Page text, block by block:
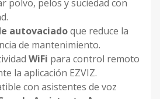
polvo, pelos y suciedad con
autovaciadoque reduce la
de mantenimiento.
WiFi para control remoto
la aplicación EZVIZ.
con asistentes de voz